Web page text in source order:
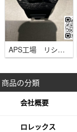
APS工場 リシャール・ミル RM055 NTPTカーボン RMUL2ムーブメント ブラック/シルバー
商品の分類
会社概要
ロレックス